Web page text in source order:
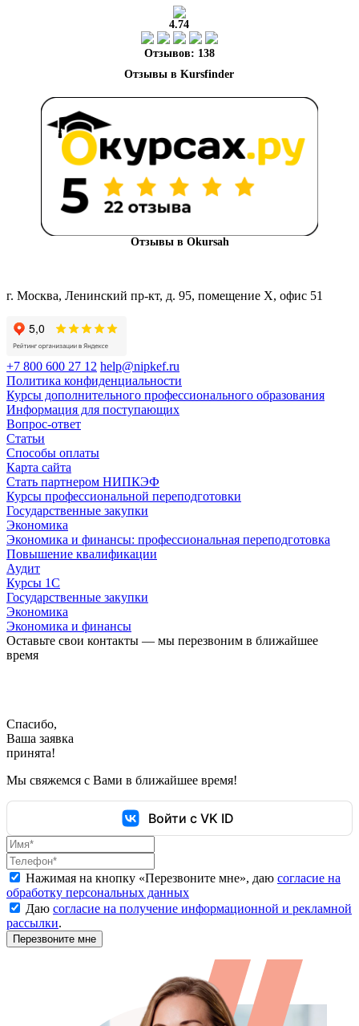
4.74
Отзывов: 138
Отзывы в Okursah
г. Москва, Ленинский пр-кт, д. 95, помещение Х, офис 51
+7 800 600 27 12 help@nipkef.ru
Политика конфиденциальности
Курсы дополнительного профессионального образования
Информация для поступающих
Вопрос-ответ
Статьи
Способы оплаты
Карта сайта
Стать партнером НИПКЭФ
Курсы профессиональной переподготовки
Государственные закупки
Экономика
Экономика и финансы: профессиональная переподготовка
Повышение квалификации
Аудит
Курсы 1С
Государственные закупки
Экономика
Экономика и финансы
Оставьте свои контакты — мы перезвоним в ближайшее
время
Спасибо,
Ваша заявка
принята!
Мы свяжемся с Вами в ближайшее время!
Войти с VK ID
Нажимая на кнопку «Перезвоните мне», даю согласие на
обработку персональных данных
Даю согласие на получение информационной и рекламной
рассылки.